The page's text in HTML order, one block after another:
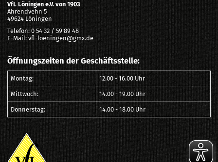
VfL Löningen e.V. von 1903
Ahrendvehn 5
49624 Löningen
Telefon: 0 54 32 / 59 89 48
E-Mail: vfl-loeningen@gmx.de
Öffnungszeiten der Geschäftsstelle:
Montag: 12.00 - 16.00 Uhr
Mittwoch: 14.00 - 19.00 Uhr
Donnerstag: 14.00 - 18.00 Uhr